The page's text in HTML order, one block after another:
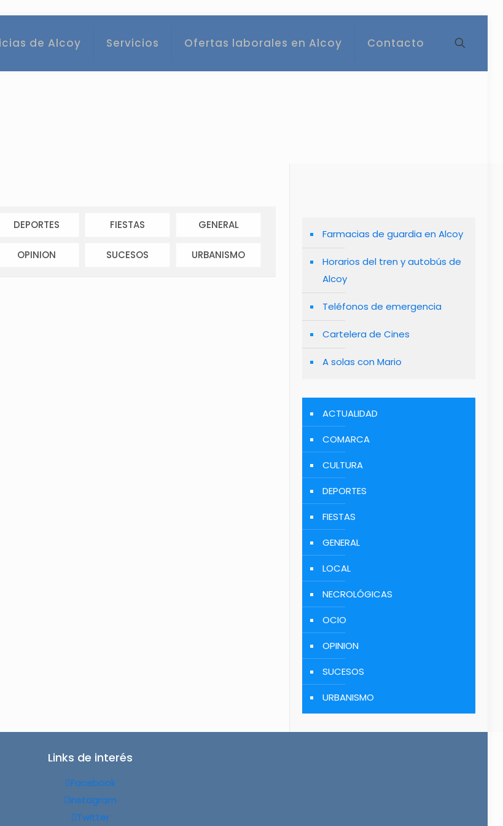
de Alcoy Servicios Ofertas laborales en Alcoy Contacto
DEPORTES FIESTAS GENERAL
OPINION SUCESOS URBANISMO
Farmacias de guardia en Alcoy
Horarios del tren y autobús de
Alcoy
Teléfonos de emergencia
Cartelera de Cines
A solas con Mario
ACTUALIDAD
COMARCA
CULTURA
DEPORTES
FIESTAS
GENERAL
LOCAL
NECROLÓGICAS
OCIO
OPINION
SUCESOS
URBANISMO
Links de interés
Facebook
Instagram
Twitter